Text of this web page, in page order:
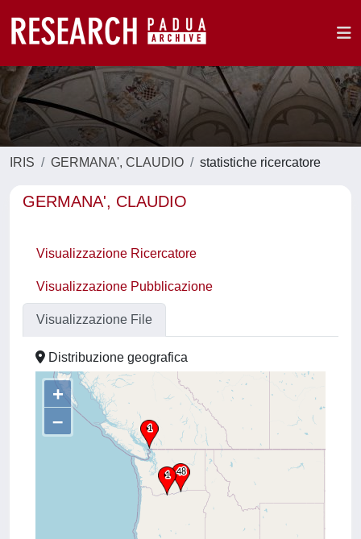
IRIS GERMANA', CLAUDIO statistiche ricercatore
GERMANA', CLAUDIO
Visualizzazione Ricercatore
Visualizzazione Pubblicazione
Visualizzazione File
Distribuzione geografica
+
–